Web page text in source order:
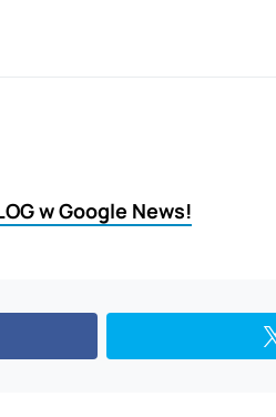
w Google News!